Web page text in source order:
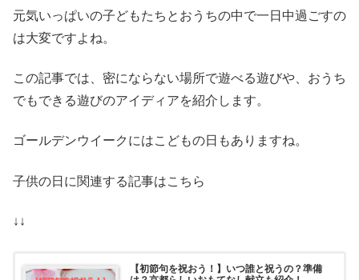
元気いっぱいの子どもたちとおうちの中で一日中過ごすの
は大変ですよね。
この記事では、密にならない場所で遊べる遊びや、おうち
でもできる遊びのアイディアを紹介します。
ゴールデンウイークにはこどもの日もありますね。
子供の日に関連する記事はこちら
↓↓
【初節句を祝おう！】いつ誰と祝うの？準備